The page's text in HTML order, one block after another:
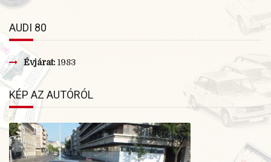
AUDI 80
Évjárat: 1983
KÉP AZ AUTÓRÓL